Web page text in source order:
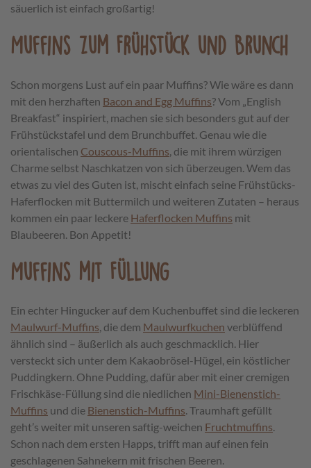
säuerlich ist einfach großartig!
Muffins zum Frühstück und Brunch
Schon morgens Lust auf ein paar Muffins? Wie wäre es dann
mit den herzhaften Bacon and Egg Muffins? Vom „English
Breakfast“ inspiriert, machen sie sich besonders gut auf der
Frühstückstafel und dem Brunchbuffet. Genau wie die
orientalischen Couscous-Muffins , die mit ihrem würzigen
Charme selbst Naschkatzen von sich überzeugen. Wem das
etwas zu viel des Guten ist, mischt einfach seine Frühstücks-
Haferflocken mit Buttermilch und weiteren Zutaten – heraus
kommen ein paar leckere Haferflocken Muffins mit
Blaubeeren. Bon Appetit!
Muffins mit Füllung
Ein echter Hingucker auf dem Kuchenbuffet sind die leckeren
Maulwurf-Muffins, die dem Maulwurfkuchen verblüffend
ähnlich sind – äußerlich als auch geschmacklich. Hier
versteckt sich unter dem Kakaobrösel-Hügel, ein köstlicher
Puddingkern. Ohne Pudding, dafür aber mit einer cremigen
Frischkäse-Füllung sind die niedlichen Mini-Bienenstich-
Muffins und die Bienenstich-Muffins. Traumhaft gefüllt
geht’s weiter mit unseren saftig-weichen Fruchtmuffins.
Schon nach dem ersten Happs, trifft man auf einen fein
geschlagenen Sahnekern mit frischen Beeren.